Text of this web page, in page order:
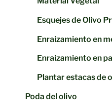
Esquejes de Olivo
Enraizamiento en
Enraizamiento en
Plantar estacas de
Poda del olivo